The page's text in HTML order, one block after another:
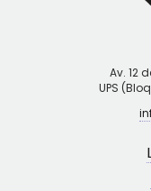
Av. 12
UPS